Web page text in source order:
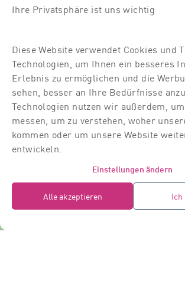
Ihre Privatsphäre ist uns wichtig
Diese Website verwendet Cookies und
Technologien, um Ihnen ein besseres
Erlebnis zu ermöglichen und die
sehen, besser an Ihre Bedürfnisse
Technologien nutzen wir außerdem,
messen, um zu verstehen, woher
kommen oder um unsere Website
entwickeln.
Einstellungen ändern
Alle akzeptieren Ich
Newsletter-Anmeldung
Über uns
Für Dich
Für Partner
Kontakt
Standort
Raumvermietung